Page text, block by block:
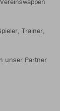
Trainer,
unser Partner